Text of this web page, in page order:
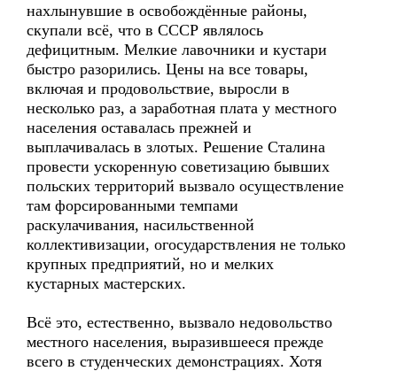
нахлынувшие в освобождённые районы,
скупали всё, что в СССР являлось
дефицитным. Мелкие лавочники и кустари
быстро разорились. Цены на все товары,
включая и продовольствие, выросли в
несколько раз, а заработная плата у местного
населения оставалась прежней и
выплачивалась в злотых. Решение Сталина
провести ускоренную советизацию бывших
польских территорий вызвало осуществление
там форсированными темпами
раскулачивания, насильственной
коллективизации, огосударствления не только
крупных предприятий, но и мелких
кустарных мастерских.
Всё это, естественно, вызвало недовольство
местного населения, выразившееся прежде
всего в студенческих демонстрациях. Хотя